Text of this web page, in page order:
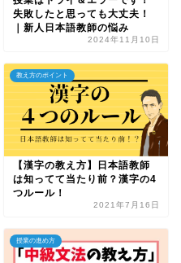
失敗したと思っても大丈夫！
｜新人日本語教師の悩み
2024年11月10日
教え方のポイント
【漢字の教え方】日本語教師
は知ってて当たり前？漢字の4
つルール！
2021年7月16日
授業の進め方